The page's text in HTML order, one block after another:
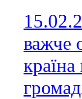
важче